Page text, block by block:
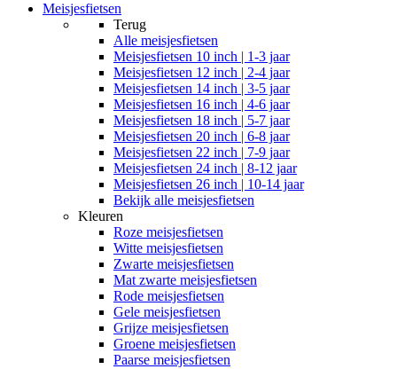
Meisjesfietsen
Terug
Alle meisjesfietsen
Meisjesfietsen 10 inch | 1-3 jaar
Meisjesfietsen 12 inch | 2-4 jaar
Meisjesfietsen 14 inch | 3-5 jaar
Meisjesfietsen 16 inch | 4-6 jaar
Meisjesfietsen 18 inch | 5-7 jaar
Meisjesfietsen 20 inch | 6-8 jaar
Meisjesfietsen 22 inch | 7-9 jaar
Meisjesfietsen 24 inch | 8-12 jaar
Meisjesfietsen 26 inch | 10-14 jaar
Bekijk alle meisjesfietsen
Kleuren
Roze meisjesfietsen
Witte meisjesfietsen
Zwarte meisjesfietsen
Mat zwarte meisjesfietsen
Rode meisjesfietsen
Gele meisjesfietsen
Grijze meisjesfietsen
Groene meisjesfietsen
Paarse meisjesfietsen